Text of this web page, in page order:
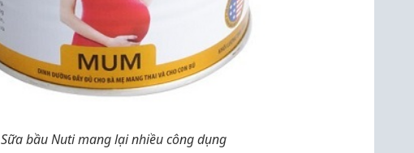
Sữa bầu Nuti mang lại nhiều công dụng